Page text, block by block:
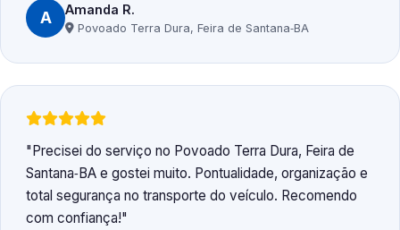
A Amanda R.
Povoado Terra Dura, Feira de Santana‑BA
Precisei do serviço no Povoado Terra Dura, Feira de
Santana‑BA e gostei muito. Pontualidade, organização e
total segurança no transporte do veículo. Recomendo
com confiança!